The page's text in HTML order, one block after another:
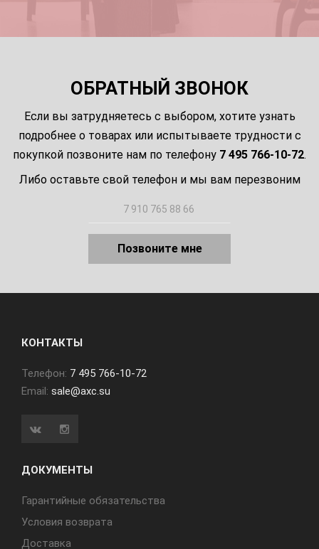
ОБРАТНЫЙ ЗВОНОК
Если вы затрудняетесь с выбором, хотите узнать
подробнее о товарах или испытываете трудности с
покупкой позвоните нам по телефону 7 495 766-10-72.
Либо оставьте свой телефон и мы вам перезвоним
Позвоните мне
КОНТАКТЫ
Телефон: 7 495 766-10-72
Email: sale@axc.su
ДОКУМЕНТЫ
Гарантийные обязательства
Условия возврата
Доставка